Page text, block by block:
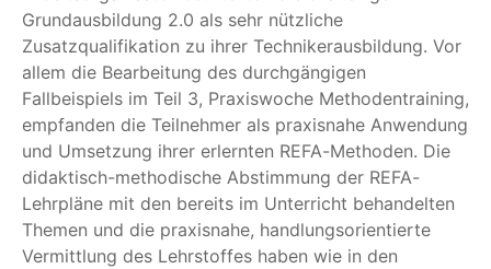
Grundausbildung 2.0 als sehr nützliche
Zusatzqualifikation zu ihrer Technikerausbildung. Vor
allem die Bearbeitung des durchgängigen
Fallbeispiels im Teil 3, Praxiswoche Methodentraining,
empfanden die Teilnehmer als praxisnahe Anwendung
und Umsetzung ihrer erlernten REFA-Methoden. Die
didaktisch-methodische Abstimmung der REFA-
Lehrpläne mit den bereits im Unterricht behandelten
Themen und die praxisnahe, handlungsorientierte
Vermittlung des Lehrstoffes haben wie in den